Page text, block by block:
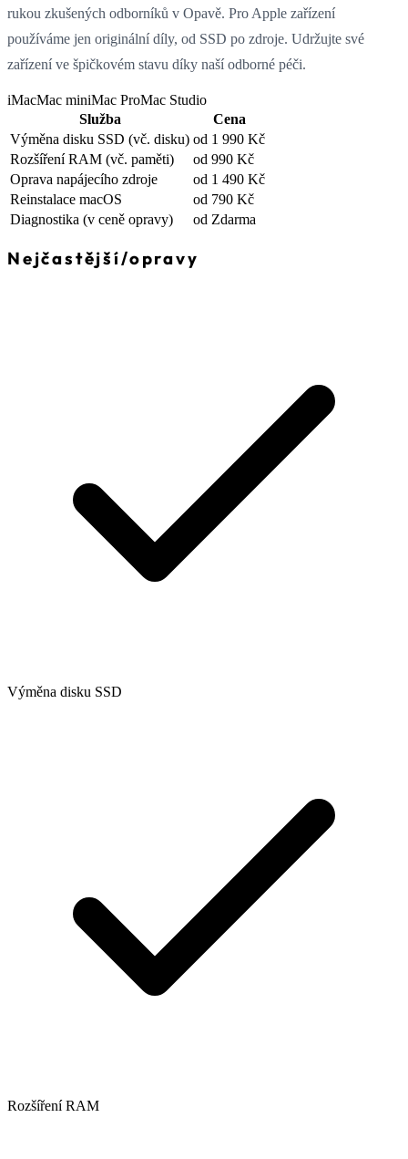
rukou zkušených odborníků v Opavě. Pro Apple zařízení
používáme jen originální díly, od SSD po zdroje. Udržujte své
zařízení ve špičkovém stavu díky naší odborné péči.
iMacMac miniMac ProMac Studio
Služba
Cena
Výměna disku SSD (vč. disku) od 1 990 Kč
Rozšíření RAM (vč. paměti)
od 990 Kč
Oprava napájecího zdroje
od 1 490 Kč
Reinstalace macOS
od 790 Kč
Diagnostika (v ceně opravy) od Zdarma
Nejčastější/opravy
Výměna disku SSD
Rozšíření RAM